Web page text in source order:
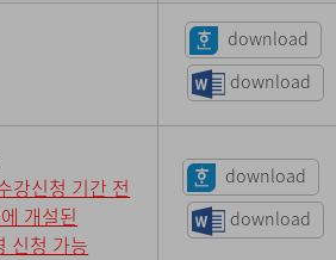
download
download
강신청 기간 전
개설된
신청 가능
download
download